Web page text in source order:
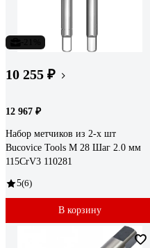
10 255 ₽
12 967 ₽
Набор метчиков из 2-х шт
Bucovice Tools М 28 Шаг 2.0 мм
115CrV3 110281
5(6)
В корзину